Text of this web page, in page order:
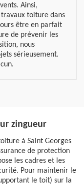
Ainsi,
travaux toiture dans
être en parfait
de prévenir les
nous
sérieusement.
zingueur
à Saint Georges
de protection
les cadres et les
Pour maintenir le
le toit) sur la